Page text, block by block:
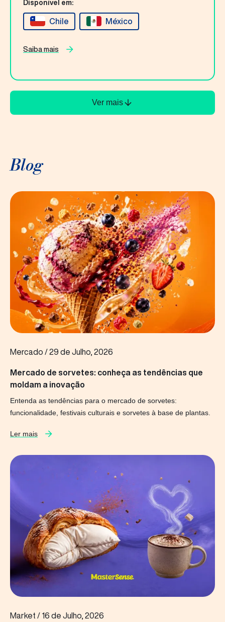
Disponível em:
Chile México
Saiba mais
Ver mais
Blog
Mercado /29 de Julho, 2026
Mercado de sorvetes: conheça as tendências que
moldam a inovação
Entenda as tendências para o mercado de sorvetes:
funcionalidade, festivais culturais e sorvetes à base de plantas.
Ler mais
Market / 16 de Julho, 2026